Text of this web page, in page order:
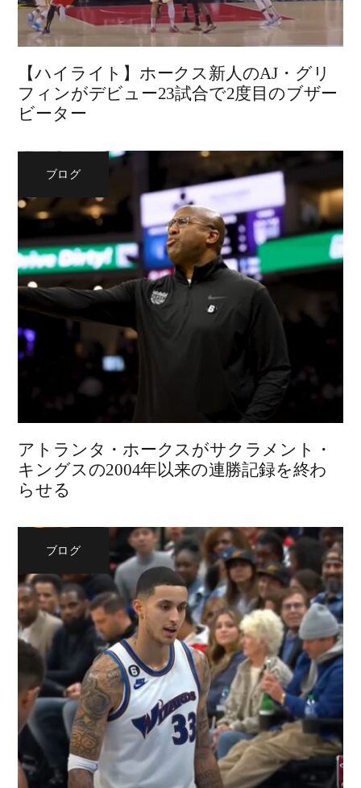
【ハイライト】ホークス新人のAJ・グリ
フィンがデビュー23試合で2度目のブザー
ビーター
ブログ
アトランタ・ホークスがサクラメント・
キングスの2004年以来の連勝記録を終わ
らせる
ブログ